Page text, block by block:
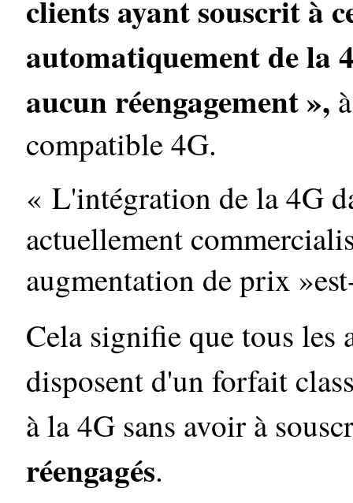
clients ayant souscrit à
automatiquement de la
aucun réengagement »,
compatible 4G.
« L'intégration de la 4G
actuellement
augmentation de prix
Cela signifie que tous les
disposent d'un forfait
à la 4G sans avoir à
réengagés.